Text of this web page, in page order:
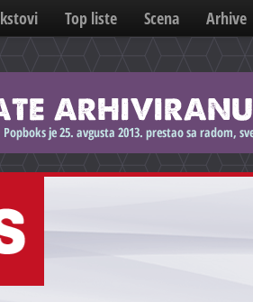
Top liste Scena Arhive